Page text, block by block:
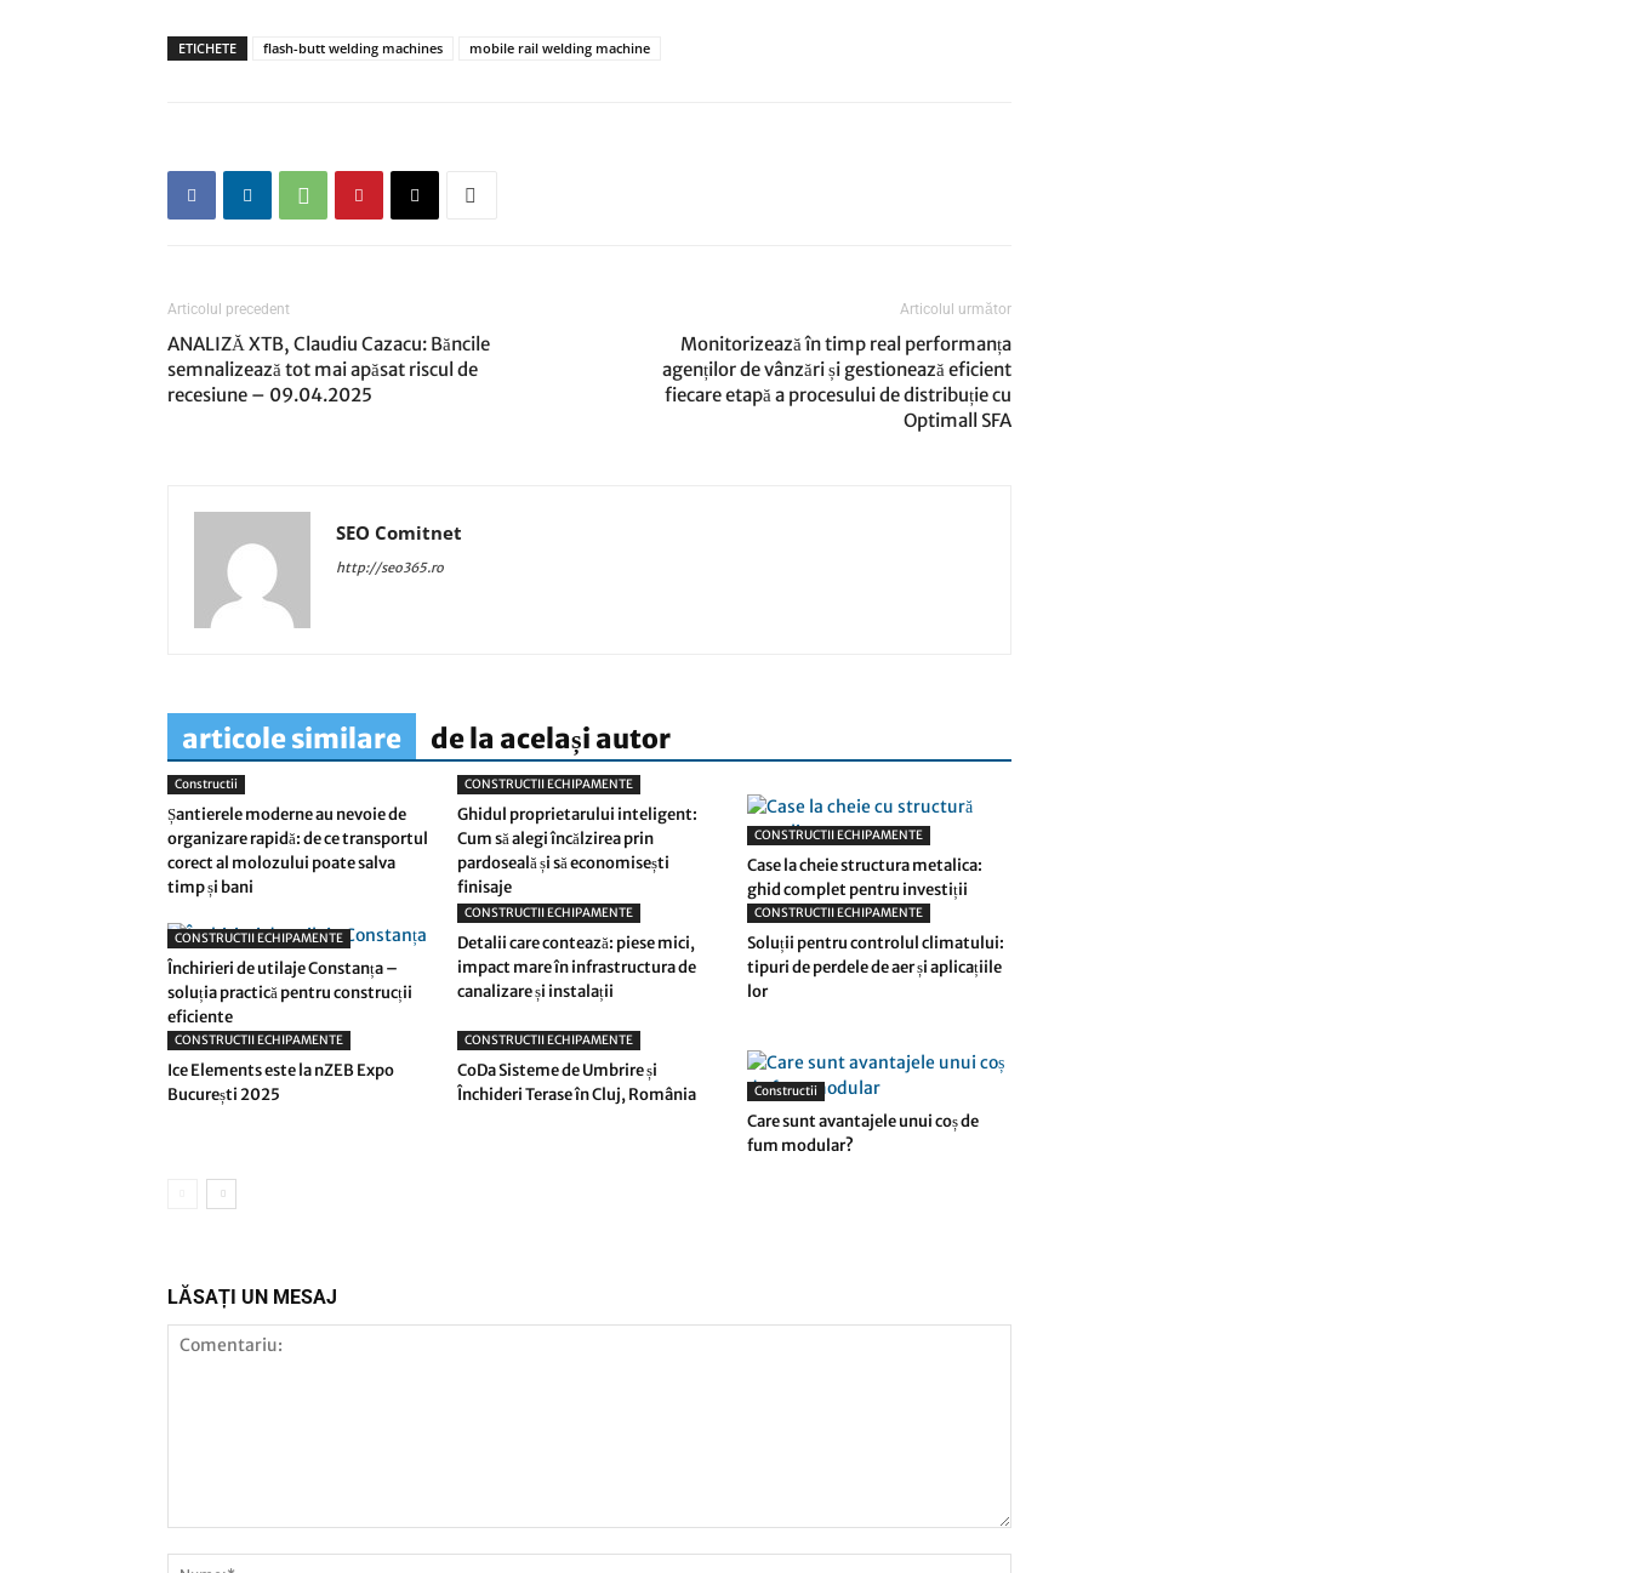
ETICHETE flash-butt welding machines mobile rail welding machine
Articolul precedent
ANALIZĂ XTB, Claudiu Cazacu: Băncile
semnalizează tot mai apăsat riscul de
recesiune – 09.04.2025
Articolul următor
Monitorizează în timp real performanța
agenților de vânzări și gestionează eficient
fiecare etapă a procesului de distribuție cu
Optimall SFA
SEO Comitnet
http://seo365.ro
articole similare de la același autor
Constructii
Șantierele moderne au nevoie de
organizare rapidă: de ce transportul
corect al molozului poate salva
timp și bani
CONSTRUCTII ECHIPAMENTE
Ghidul proprietarului inteligent:
Cum să alegi încălzirea prin
pardoseală și să economisești
finisaje
CONSTRUCTII ECHIPAMENTE
Case la cheie structura metalica:
ghid complet pentru investiții
CONSTRUCTII ECHIPAMENTE
Închirieri de utilaje Constanța –
soluția practică pentru construcții
eficiente
CONSTRUCTII ECHIPAMENTE
Detalii care contează: piese mici,
impact mare în infrastructura de
canalizare și instalații
CONSTRUCTII ECHIPAMENTE
Soluții pentru controlul climatului:
tipuri de perdele de aer și aplicațiile
lor
CONSTRUCTII ECHIPAMENTE
Ice Elements este la nZEB Expo
București 2025
CONSTRUCTII ECHIPAMENTE
CoDa Sisteme de Umbrire și
Închideri Terase în Cluj, România
Constructii
Care sunt avantajele unui coș de
fum modular?
LĂSAȚI UN MESAJ